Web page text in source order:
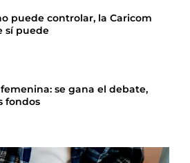
puede controlar, la Caricom
sí puede
se gana el debate,
fondos